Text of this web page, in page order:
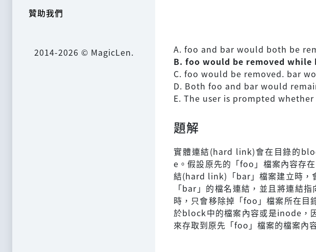
贊助我們
2014-2026 © MagicLen.
A. foo and bar would both be
B. foo would be removed
C. foo would be removed. bar
D. Both foo and bar would
E. The user is prompted
題解
實體連結(hard link)會在目錄的
e。假設原先的「foo」檔案內容存
結(hard link)「bar」檔案建立時，
「bar」的檔名連結，並且將連結
時，只會移除掉「foo」檔案所在目
於block中的檔案內容或是inode，
來存取到原先「foo」檔案的檔案內